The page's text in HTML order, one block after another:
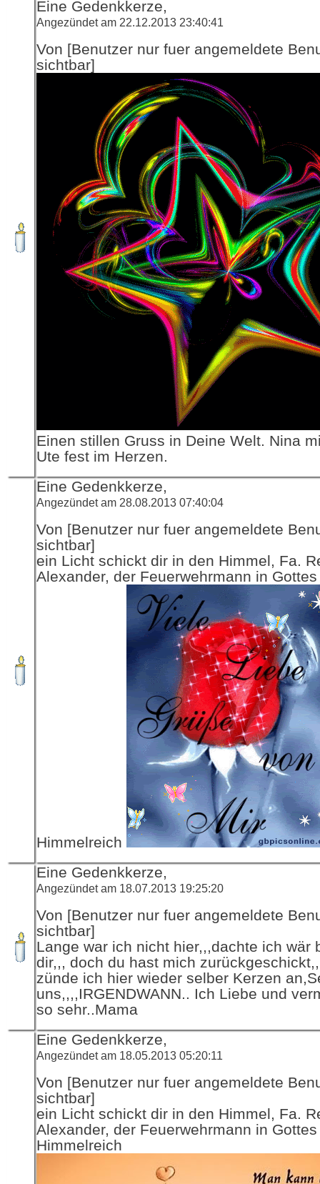
Eine Gedenkkerze,
Angezündet am 22.12.2013 23:40:41
Von [Benutzer nur fuer angemeldete
sichtbar]
Einen stillen Gruss in Deine Welt. Nina
Ute fest im Herzen.
Eine Gedenkkerze,
Angezündet am 28.08.2013 07:40:04
Von [Benutzer nur fuer angemeldete
sichtbar]
ein Licht schickt dir in den Himmel, Fa.
Alexander, der Feuerwehrmann in Gottes
Himmelreich
Eine Gedenkkerze,
Angezündet am 18.07.2013 19:25:20
Von [Benutzer nur fuer angemeldete
sichtbar]
Lange war ich nicht hier,,,dachte ich wär
dir,,, doch du hast mich
zünde ich hier wieder selber Kerzen
uns,,,,IRGENDWANN.. Ich Liebe und
so sehr..Mama
Eine Gedenkkerze,
Angezündet am 18.05.2013 05:20:11
Von [Benutzer nur fuer angemeldete
sichtbar]
ein Licht schickt dir in den Himmel, Fa.
Alexander, der Feuerwehrmann in Gottes
Himmelreich